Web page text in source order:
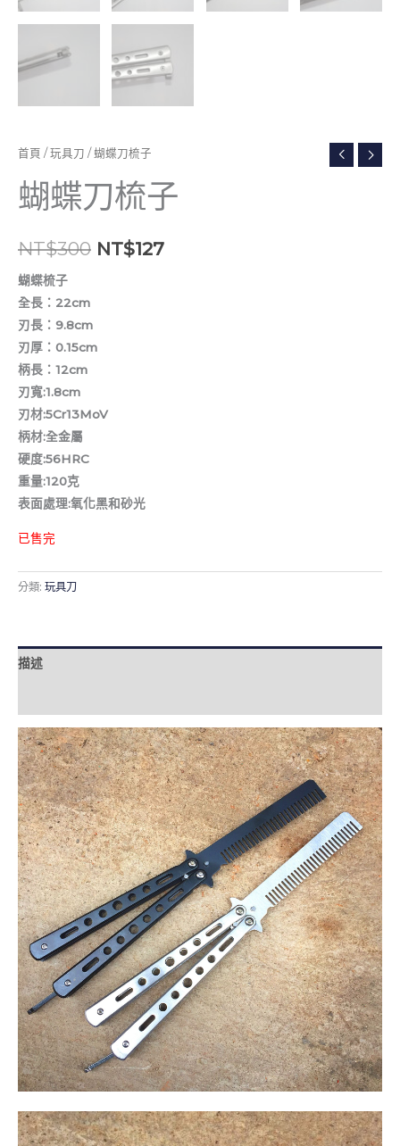
首頁 / 玩具刀 / 蝴蝶刀梳子
蝴蝶刀梳子
NT$300 NT$127
蝴蝶梳子
全長：22cm
刃長：9.8cm
刃厚：0.15cm
柄長：12cm
刃寬:1.8cm
刃材:5Cr13MoV
柄材:全金屬
硬度:56HRC
重量:120克
表面處理:氧化黑和砂光
已售完
分類: 玩具刀
描述